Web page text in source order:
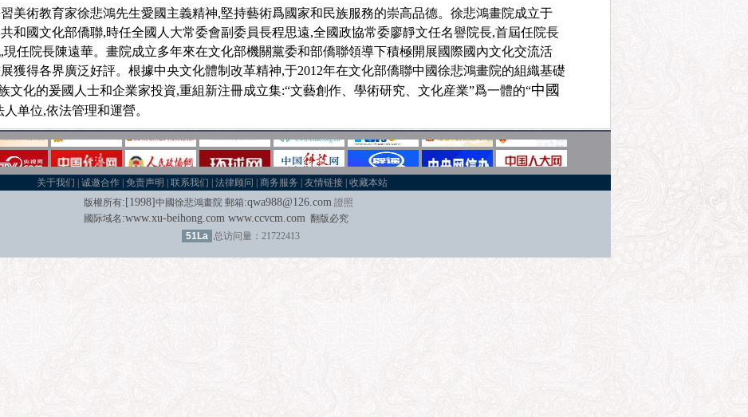
美術教育家徐悲鴻先生愛國主義精神,堅持藝術爲國家和民族服務的崇高品德。徐悲鴻畫院成立于
和國文化部僑聯,時任全國人大常委會副委員長程思遠,全國政協常委廖靜文任名譽院長,首屆任院長
任院長陳遠華。畫院成立多年來在文化部機關黨委和部僑聯領導下積極開展國際國內文化交流活
獲得各界廣泛好評。根據中央文化體制改革精神,于2012年在文化部僑聯中國徐悲鴻畫院的組織基礎
文化的爰國人士和企業家投資,重組新注冊成立集:“文藝創作、學術研究、文化産業”爲一體的“中國
人单位,依法管理和運營。
关于我们 诚邀合作 免责声明 联系我们 法律顾问 商务服务 友情链接 收藏本站
版權所有:[1998]中國徐悲鴻畫院 郵箱:qwa988@126.com 證照
國际域名 :www.xu-beihong.com www.ccvcm.com翻版必究
51La 总访问量：21722413